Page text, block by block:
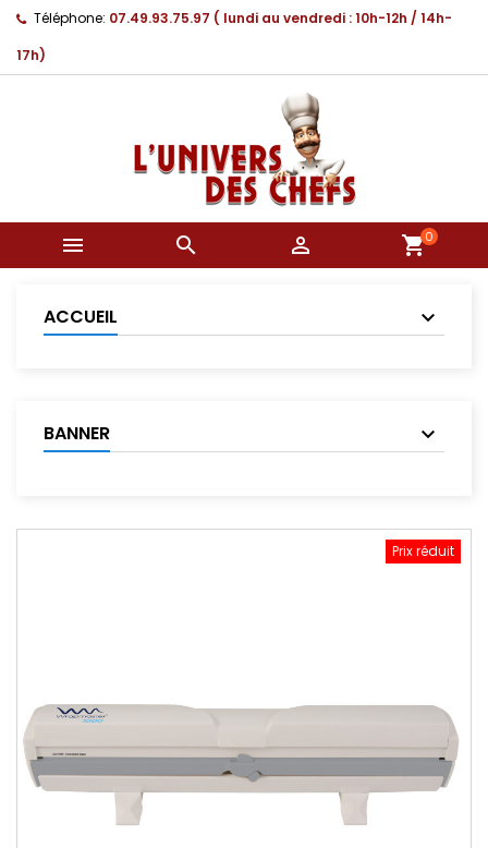
Téléphone: 07.49.93.75.97 ( lundi au vendredi : 10h-12h / 14h-
17h)
   shopping_cart0
ACCUEIL
BANNER
Prix réduit